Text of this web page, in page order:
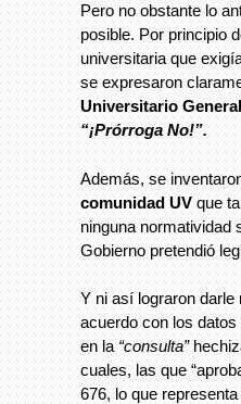
Pero no obstante lo
posible. Por principio
universitaria que
se expresaron
Universitario General
“¡Prórroga No!”.
Además, se
comunidad UV que
ninguna normatividad
Gobierno pretendió
Y ni así lograron darle
acuerdo con los
en la “consulta”
cuales, las que
676, lo que